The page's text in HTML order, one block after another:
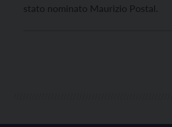
stato nominato Maurizio Postal.